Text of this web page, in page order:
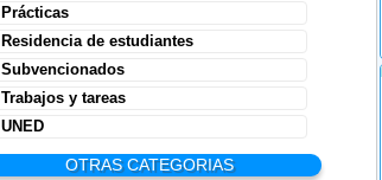
Prácticas
Residencia de estudiantes
Subvencionados
Trabajos y tareas
UNED
OTRAS CATEGORIAS